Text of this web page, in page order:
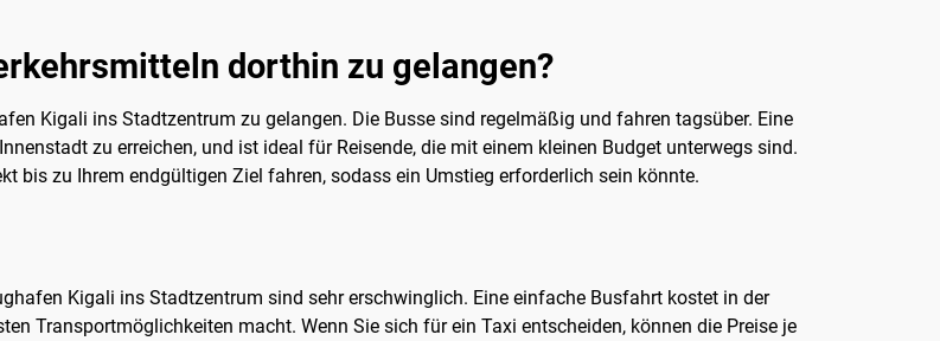
dorthin zu gelangen?
Kigali ins Stadtzentrum zu gelangen. Die Busse sind regelmäßig und fahren tagsüber. Eine
zu erreichen, und ist ideal für Reisende, die mit einem kleinen Budget unterwegs sind.
bis zu Ihrem endgültigen Ziel fahren, sodass ein Umstieg erforderlich sein könnte.
Kigali ins Stadtzentrum sind sehr erschwinglich. Eine einfache Busfahrt kostet in der
Transportmöglichkeiten macht. Wenn Sie sich für ein Taxi entscheiden, können die Preise je